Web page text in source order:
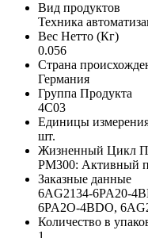
Вид продуктов
Техника
Вес Нетто (Кг)
0.056
Страна
Германия
Группа Продукта
4C03
Единицы
шт.
Жизненный Цикл
PM300: Активный
Заказные данные
6AG2134-6PA20-
6PA2O-4BDO,
Количество в